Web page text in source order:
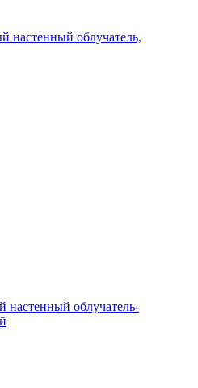
настенный облучатель,
облучатель-